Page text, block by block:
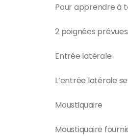
Pour apprendre à
2 poignées
Entrée latérale
L’entrée latérale
Moustiquaire
Moustiquaire